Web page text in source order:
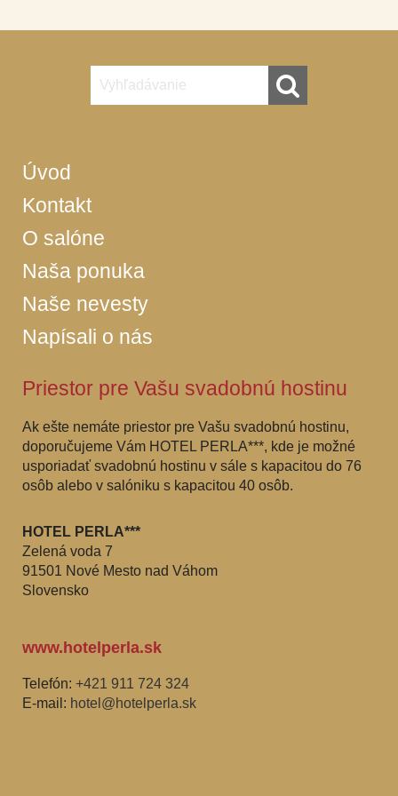
Úvod
Kontakt
O salóne
Naša ponuka
Naše nevesty
Napísali o nás
Priestor pre Vašu svadobnú hostinu
Ak ešte nemáte priestor pre Vašu svadobnú hostinu,
doporučujeme Vám HOTEL PERLA***, kde je možné
usporiadať svadobnú hostinu v sále s kapacitou do 76
osôb alebo v salóniku s kapacitou 40 osôb.
HOTEL PERLA***
Zelená voda 7
91501 Nové Mesto nad Váhom
Slovensko
www.hotelperla.sk
Telefón: +421 911 724 324
E-mail: hotel@hotelperla.sk